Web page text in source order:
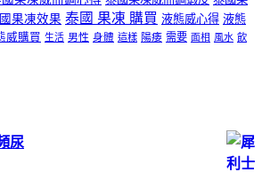
果凍效果 泰國 果凍 購買 液態威心得 液態
威購買 生活 男性 身體 這樣 陽痿 需要 面相 風水 飲
尿